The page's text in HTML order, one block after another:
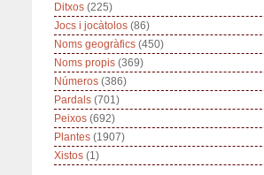
Ditxos (225)
Jocs i jocàtolos (86)
Noms geogràfics (450)
Noms propis (369)
Números (386)
Pardals (701)
Peixos (692)
Plantes (1907)
Xistos (1)